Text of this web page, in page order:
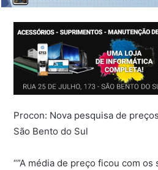
Procon: Nova pesquisa de
São Bento do Sul
“”A média de preço ficou com os